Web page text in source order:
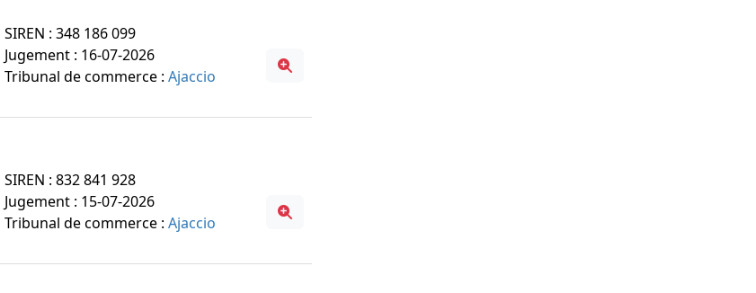
SIREN : 348 186 099
Jugement : 16-07-2026
Tribunal de commerce : Ajaccio
SIREN : 832 841 928
Jugement : 15-07-2026
Tribunal de commerce : Ajaccio